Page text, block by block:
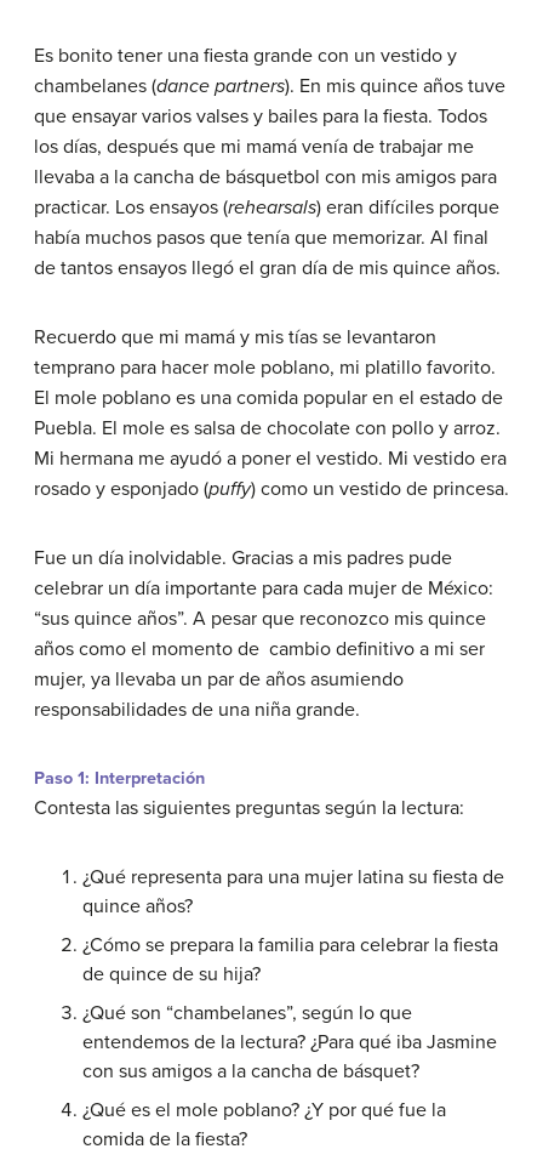
Es bonito tener una fiesta grande con un vestido y
chambelanes (dance partners). En mis quince años tuve
que ensayar varios valses y bailes para la fiesta. Todos
los días, después que mi mamá venía de trabajar me
llevaba a la cancha de básquetbol con mis amigos para
practicar. Los ensayos (rehearsals) eran difíciles porque
había muchos pasos que tenía que memorizar. Al final
de tantos ensayos llegó el gran día de mis quince años.
Recuerdo que mi mamá y mis tías se levantaron
temprano para hacer mole poblano, mi platillo favorito.
El mole poblano es una comida popular en el estado de
Puebla. El mole es salsa de chocolate con pollo y arroz.
Mi hermana me ayudó a poner el vestido. Mi vestido era
rosado y esponjado (puffy) como un vestido de princesa.
Fue un día inolvidable. Gracias a mis padres pude
celebrar un día importante para cada mujer de México:
“sus quince años”. A pesar que reconozco mis quince
años como el momento de cambio definitivo a mi ser
mujer, ya llevaba un par de años asumiendo
responsabilidades de una niña grande.
Paso 1: Interpretación
Contesta las siguientes preguntas según la lectura:
¿Qué representa para una mujer latina su fiesta de
quince años?
¿Cómo se prepara la familia para celebrar la fiesta
de quince de su hija?
¿Qué son “chambelanes”, según lo que
entendemos de la lectura? ¿Para qué iba Jasmine
con sus amigos a la cancha de básquet?
¿Qué es el mole poblano? ¿Y por qué fue la
comida de la fiesta?